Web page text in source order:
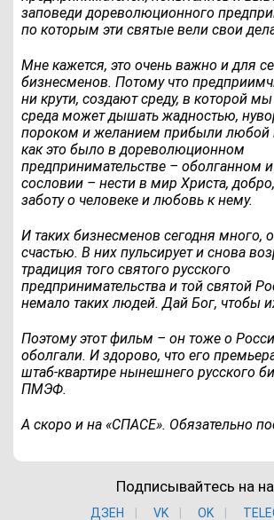
заповеди дореволюционного
по которым эти святые вели свои
Мне кажется, это очень важно и для
бизнесменов. Потому что
ни крути, создают среду, в которой
среда может дышать жадностью,
пороком и желанием прибыли любой
как это было в дореволюционном
предпринимательстве – оболганном
сословии – нести в мир Христа,
заботу о человеке и любовь к нему.
И таких бизнесменов сегодня много,
счастью. В них пульсирует и снова
традиция того святого русского
предпринимательства и той святой
немало таких людей. Дай Бог, чтобы
Поэтому этот фильм – он тоже о
оболгали. И здорово, что его
штаб-квартире нынешнего русского
ПМЭФ.
А скоро и на «СПАСЕ». Обязательно
Подписывайтесь на
ДЗЕН VK ОK